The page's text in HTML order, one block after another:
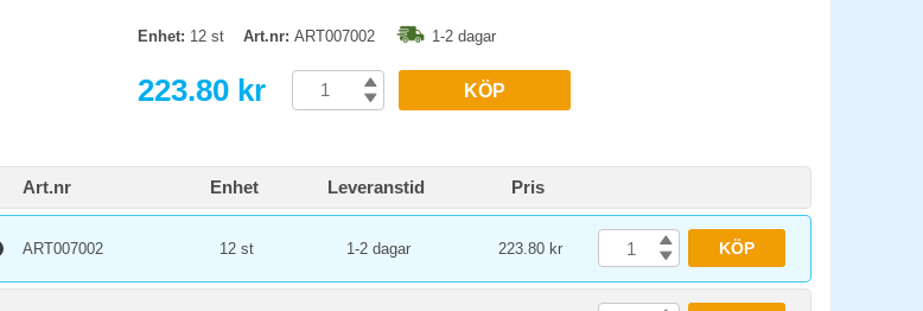
Enhet: 12 st Art.nr: ART007002 1-2 dagar
223.80 kr KÖP
Art.nr Enhet Leveranstid Pris
ART007002 12 st 1-2 dagar 223.80 kr KÖP